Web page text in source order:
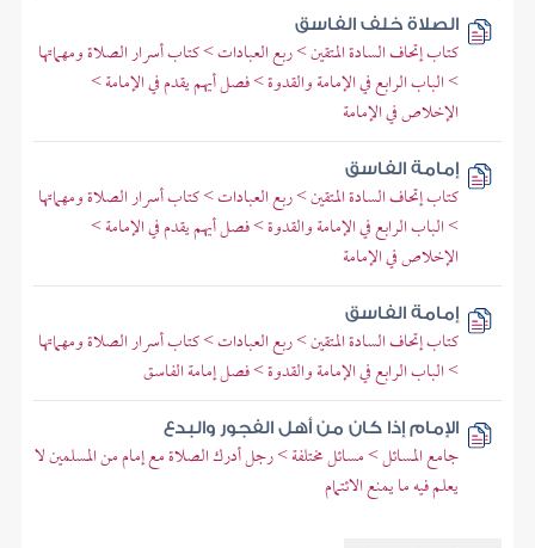
الصلاة خلف الفاسق
كتاب إتحاف السادة المتقين > ربع العبادات > كتاب أسرار الصلاة ومهماتها
> الباب الرابع في الإمامة والقدوة > فصل أيهم يقدم في الإمامة >
الإخلاص في الإمامة
إمامة الفاسق
كتاب إتحاف السادة المتقين > ربع العبادات > كتاب أسرار الصلاة ومهماتها
> الباب الرابع في الإمامة والقدوة > فصل أيهم يقدم في الإمامة >
الإخلاص في الإمامة
إمامة الفاسق
كتاب إتحاف السادة المتقين > ربع العبادات > كتاب أسرار الصلاة ومهماتها
> الباب الرابع في الإمامة والقدوة > فصل إمامة الفاسق
الإمام إذا كان من أهل الفجور والبدع
جامع المسائل > مسائل مختلفة > رجل أدرك الصلاة مع إمام من المسلمين لا
يعلم فيه ما يمنع الائتمام